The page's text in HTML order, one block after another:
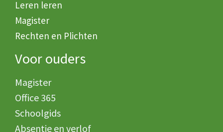
Leren leren
Magister
Rechten en Plichten
Voor ouders
Magister
Office 365
Schoolgids
Absentie en verlof